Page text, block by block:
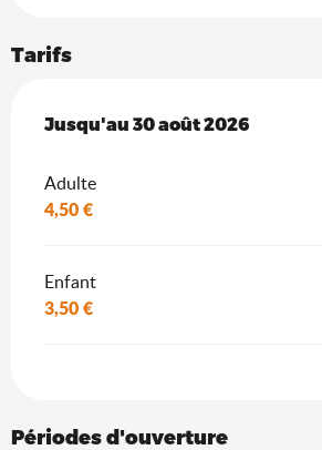
Tarifs
Du20 juin 2026au30 août 2026
Jusqu'au 30 août 2026
Adulte
4,50 €
Enfant
3,50 €
Périodes d'ouverture